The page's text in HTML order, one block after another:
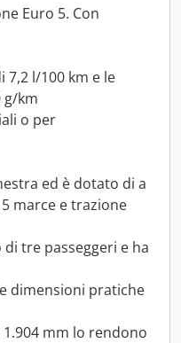
Euro 5. Con
7,2 l/100 km e le
g/km
o per
ed è dotato di a
marce e trazione
tre passeggeri e ha
dimensioni pratiche
mm lo rendono